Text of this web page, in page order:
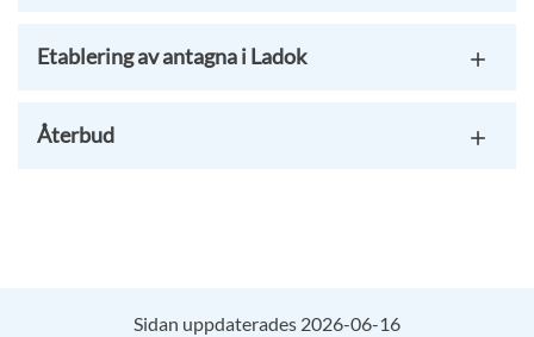
Etablering av antagna i Ladok
Återbud
Sidan uppdaterades 2026-06-16